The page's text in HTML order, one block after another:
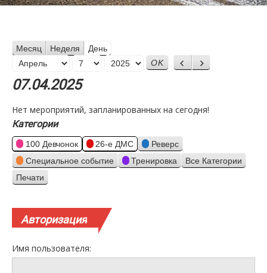
Месяц Неделя День
Месяц
День
Год
Назад
Вперед
07.04.2025
Нет мероприятий, запланированных на сегодня!
Категории
100 Девчонок 26-е ДМС
Реверс
Специальное событие
Тренировка Все Категории
Просмотр
Печати
Авторизация
Имя пользователя: